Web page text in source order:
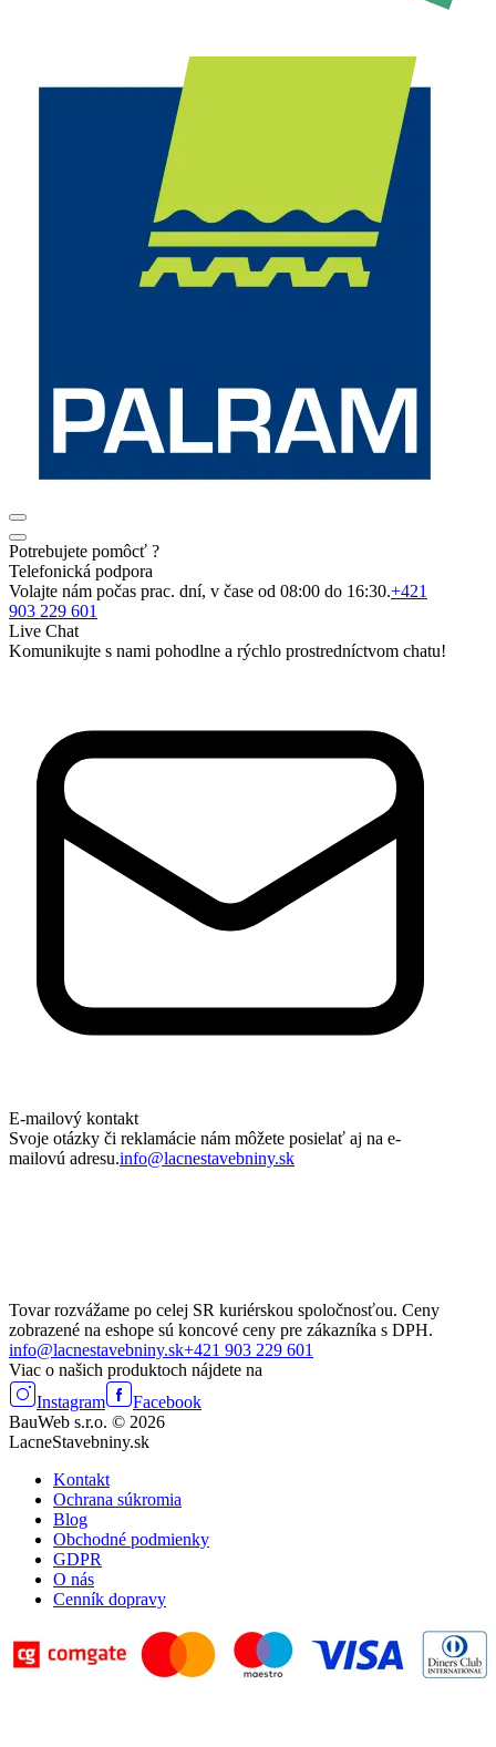
Potrebujete pomôcť ?
Telefonická podpora
Volajte nám počas prac. dní, v čase od 08:00 do 16:30.+421
903 229 601
Live Chat
Komunikujte s nami pohodlne a rýchlo prostredníctvom chatu!
E-mailový kontakt
Svoje otázky či reklamácie nám môžete posielať aj na e-
mailovú adresu.info@lacnestavebniny.sk
Tovar rozvážame po celej SR kuriérskou spoločnosťou. Ceny
zobrazené na eshope sú koncové ceny pre zákazníka s DPH.
info@lacnestavebniny.sk+421 903 229 601
Viac o našich produktoch nájdete na
Instagram
Facebook
BauWeb s.r.o. © 2026
LacneStavebniny.sk
Kontakt
Ochrana súkromia
Blog
Obchodné podmienky
GDPR
O nás
Cenník dopravy